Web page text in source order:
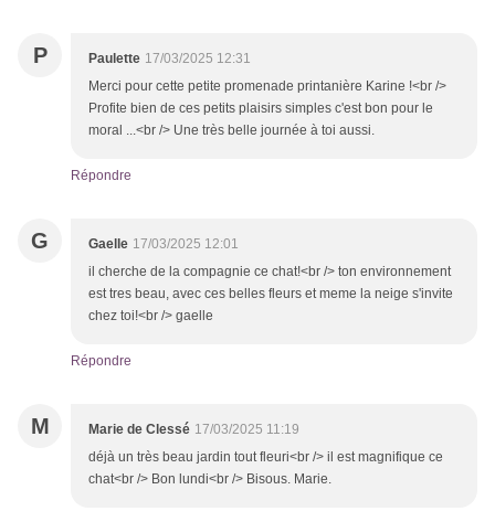
P Paulette 17/03/2025 12:31
Merci pour cette petite promenade printanière Karine !<br />
Profite bien de ces petits plaisirs simples c'est bon pour le
moral ...<br /> Une très belle journée à toi aussi.
Répondre
G Gaelle 17/03/2025 12:01
il cherche de la compagnie ce chat!<br /> ton environnement
est tres beau, avec ces belles fleurs et meme la neige s'invite
chez toi!<br /> gaelle
Répondre
M Marie de Clessé 17/03/2025 11:19
déjà un très beau jardin tout fleuri<br /> il est magnifique ce
chat<br /> Bon lundi<br /> Bisous. Marie.